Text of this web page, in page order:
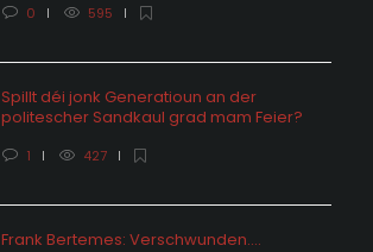
0 595
Spillt déi jonk Generatioun an der
politescher Sandkaul grad mam Feier?
1 427
Frank Bertemes: Verschwunden….